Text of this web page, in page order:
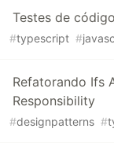
Testes de
#typescript #
Refatorando Ifs
Responsibility
#designpatterns #